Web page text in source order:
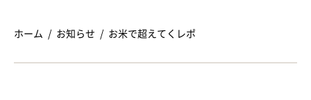
ホーム お知らせ お米で超えてくレポ